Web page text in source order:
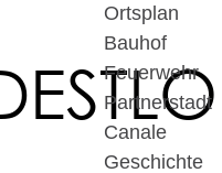
Ortsplan
Bauhof
Feuerwehr
Partnerstadt
Canale
Geschichte